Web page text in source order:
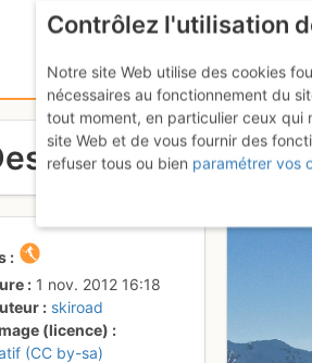
bien tracé
1 nov. 2012 16:18
skiroad
(licence)
(CC by-sa)
Contrôlez l'utilisation
Notre site Web utilise des cookies
nécessaires au fonctionnement du
tout moment, en particulier ceux
site Web et de vous fournir des
refuser tous ou bien paramétrer vos